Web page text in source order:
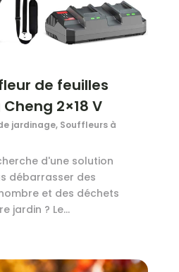
de feuilles
2×18 V
jardinage, Souffleurs à
d'une solution
débarrasser des
et des déchets
jardin ? Le...